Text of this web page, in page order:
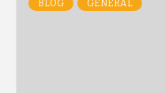
BLOG GENERAL